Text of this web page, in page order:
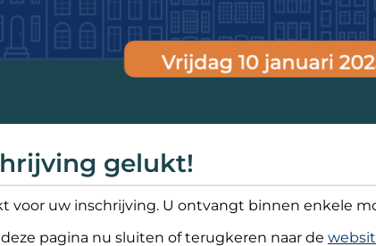
gelukt!
voor uw inschrijving. U ontvangt binnen enkele
pagina nu sluiten of terugkeren naar de